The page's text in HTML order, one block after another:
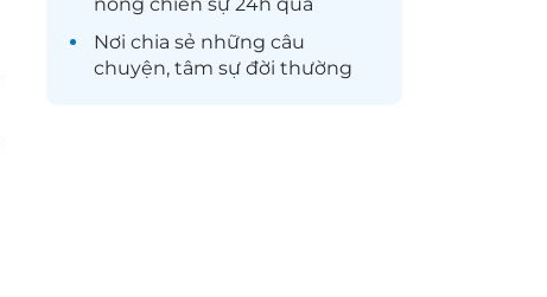
Nơi chia sẻ những câu
chuyện, tâm sự đời thường